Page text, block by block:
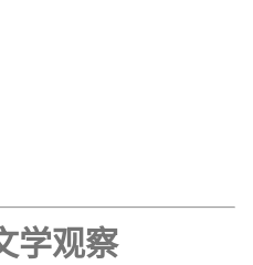
学观察